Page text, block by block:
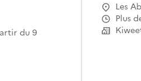
Les
Le
Plus